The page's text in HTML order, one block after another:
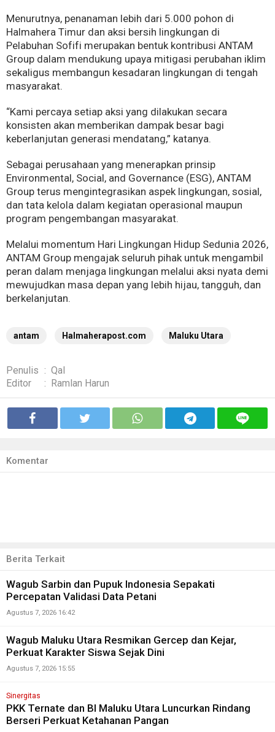
Menurutnya, penanaman lebih dari 5.000 pohon di
Halmahera Timur dan aksi bersih lingkungan di
Pelabuhan Sofifi merupakan bentuk kontribusi ANTAM
Group dalam mendukung upaya mitigasi perubahan iklim
sekaligus membangun kesadaran lingkungan di tengah
masyarakat.
“Kami percaya setiap aksi yang dilakukan secara
konsisten akan memberikan dampak besar bagi
keberlanjutan generasi mendatang,” katanya.
Sebagai perusahaan yang menerapkan prinsip
Environmental, Social, and Governance (ESG), ANTAM
Group terus mengintegrasikan aspek lingkungan, sosial,
dan tata kelola dalam kegiatan operasional maupun
program pengembangan masyarakat.
Melalui momentum Hari Lingkungan Hidup Sedunia 2026,
ANTAM Group mengajak seluruh pihak untuk mengambil
peran dalam menjaga lingkungan melalui aksi nyata demi
mewujudkan masa depan yang lebih hijau, tangguh, dan
berkelanjutan.
antam Halmaherapost.com Maluku Utara
Penulis : Qal
Editor
: Ramlan Harun
Komentar
Berita Terkait
Wagub Sarbin dan Pupuk Indonesia Sepakati
Percepatan Validasi Data Petani
Agustus 7, 2026 16:42
Wagub Maluku Utara Resmikan Gercep dan Kejar,
Perkuat Karakter Siswa Sejak Dini
Agustus 7, 2026 15:55
Sinergitas
PKK Ternate dan BI Maluku Utara Luncurkan Rindang
Berseri Perkuat Ketahanan Pangan